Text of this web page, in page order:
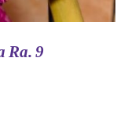
Ra. 9